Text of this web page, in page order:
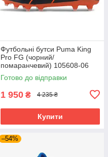
Футбольні бутси Puma King
Pro FG (чорний/
помаранчевий) 105608-06
Розмір EU: 44
Готово до відправки
1 950 ₴ 4 235 ₴
Купити
–54%